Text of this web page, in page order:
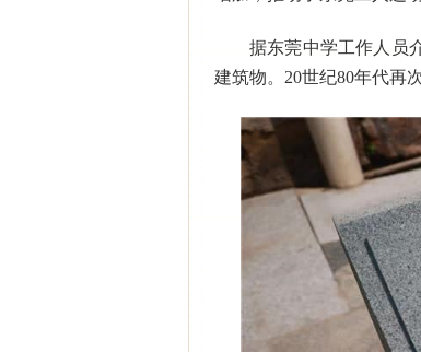
据东莞中学工作人员
建筑物。20世纪80年代再